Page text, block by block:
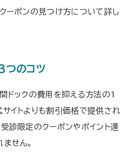
ーポンの見つけ方について詳し
つのコツ
ドックの費用を抑える方法の1
イトよりも割引価格で提供され
診限定のクーポンやポイント還
せん。